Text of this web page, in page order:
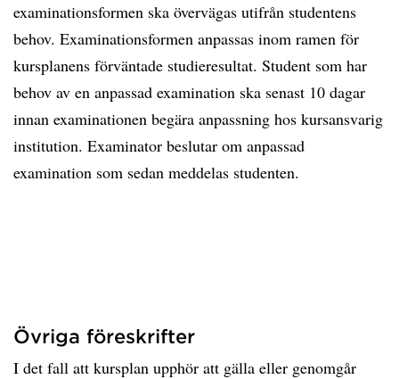
examinationsformen ska övervägas utifrån studentens
behov. Examinationsformen anpassas inom ramen för
kursplanens förväntade studieresultat. Student som har
behov av en anpassad examination ska senast 10 dagar
innan examinationen begära anpassning hos kursansvarig
institution. Examinator beslutar om anpassad
examination som sedan meddelas studenten.
Övriga föreskrifter
I det fall att kursplan upphör att gälla eller genomgår